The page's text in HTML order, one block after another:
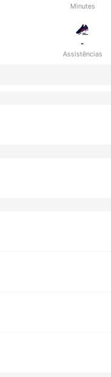
Minutes
-
Assistências